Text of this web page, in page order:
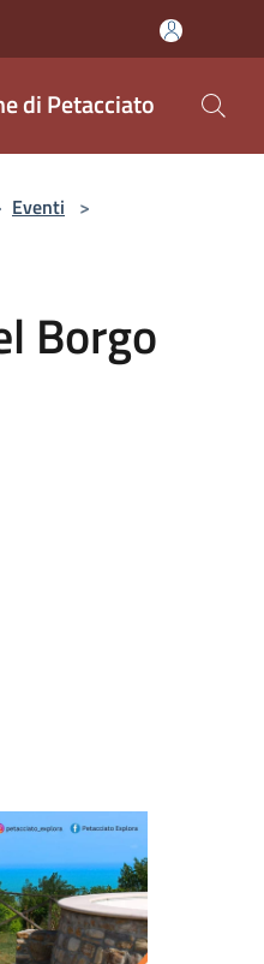
di Petacciato
Eventi >
Borgo